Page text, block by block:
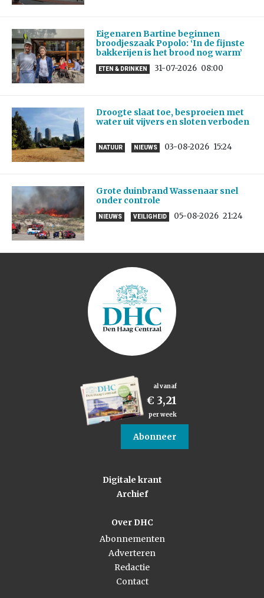
Eigenaren Bartine beginnen
broodjeszaak Popolo: ‘In de fijnste
bakkerijen is het brood nog warm’
ETEN & DRINKEN 31-07-2026 08:00
Droogte slaat toe, besproeien met
water uit vijvers en sloten verboden
NATUUR NIEUWS 03-08-2026 15:24
Grote duinbrand Wassenaar snel
onder controle
NIEUWS VEILIGHEID 05-08-2026 21:24
al vanaf
€ 3,21
per week
Abonneer
Digitale krant
Archief
Over DHC
Abonnementen
Adverteren
Redactie
Contact